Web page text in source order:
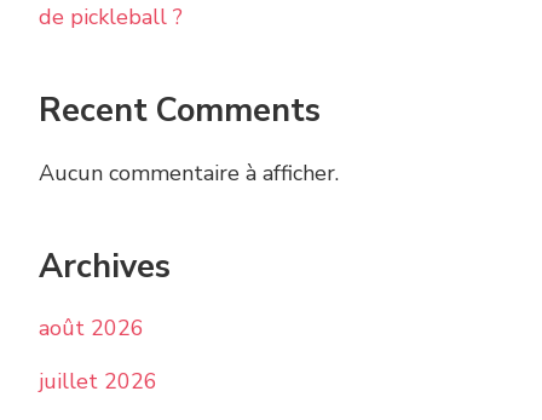
de pickleball ?
Recent Comments
Aucun commentaire à afficher.
Archives
août 2026
juillet 2026